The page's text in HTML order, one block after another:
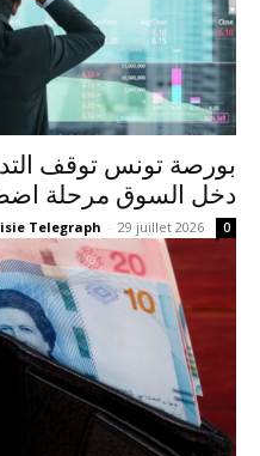
بورصة تونس توقف
دخل السوق مرحلة
Telegraph - 29 juillet 2026 0